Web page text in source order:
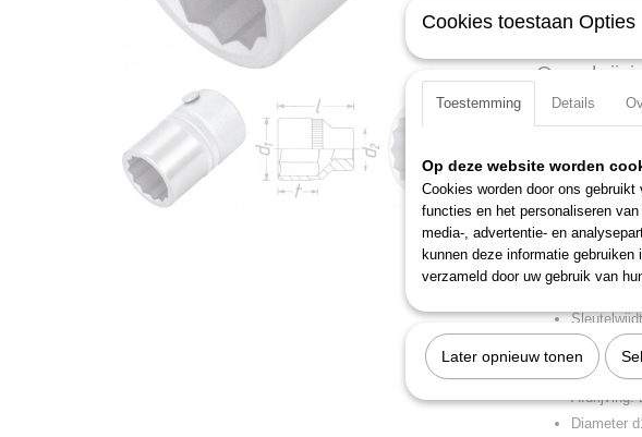
Productcode
Productcode
Met
DIN 3124,
Made in
Totale
Afdrijving:
Diameter
Cookies toestaan Opties
Toestemming Details
Op deze website worden
Cookies worden door ons
functies en het personaliseren
media-, advertentie- en
kunnen deze informatie
verzameld door uw gebruik van
Later opnieuw tonen